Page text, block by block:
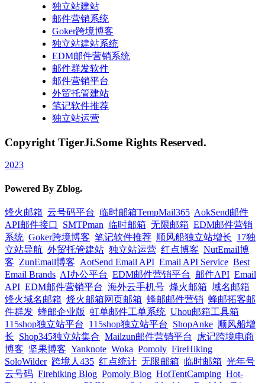
独立站建站
邮件营销系统
Goker跨境博客
独立站建站系统
EDM邮件营销系统
邮件群发软件
邮件营销平台
外贸托管建站
笔记软件推荐
独立站运营
Copyright TigerJi.Some Rights Reserved.
2023
Powered By Zblog.
烽火邮箱 云号码平台 临时邮箱TempMail365 AokSend邮件
API邮件接口
SMTPman 临时邮箱 无限邮箱 EDM邮件营销
系统 Goker跨境博客 笔记软件推荐 顺风船独立站增长 17独
立站导航 外贸托管建站 独立站运营 红点博客 NutEmail博
客 ZunEmail博客 AotSend Email API Email API Service Best
Email Brands AI办公平台 EDM邮件营销平台 邮件API Email
API EDM邮件营销平台 海外云手机号 烽火邮箱 域名邮箱
烽火域名邮箱 烽火邮箱网页邮箱 蜂邮邮件营销 蜂邮拓客邮
件群发 蜂邮企业版 虹单邮件工单系统 Uhou邮箱工具箱
115shop独立站平台
115shop独立站平台 ShopAnke 顺风船增
长 Shop345独立站集合 Mailzun邮件营销平台
虎记跨境电商
博客 坚果博客 Yanknote Woka Pomoly FireHiking
SoloWilder 跨境人435 红点统计 无限邮箱 临时邮箱 光年号
云号码 Firehiking Blog Pomoly Blog HotTentCamping Hot-